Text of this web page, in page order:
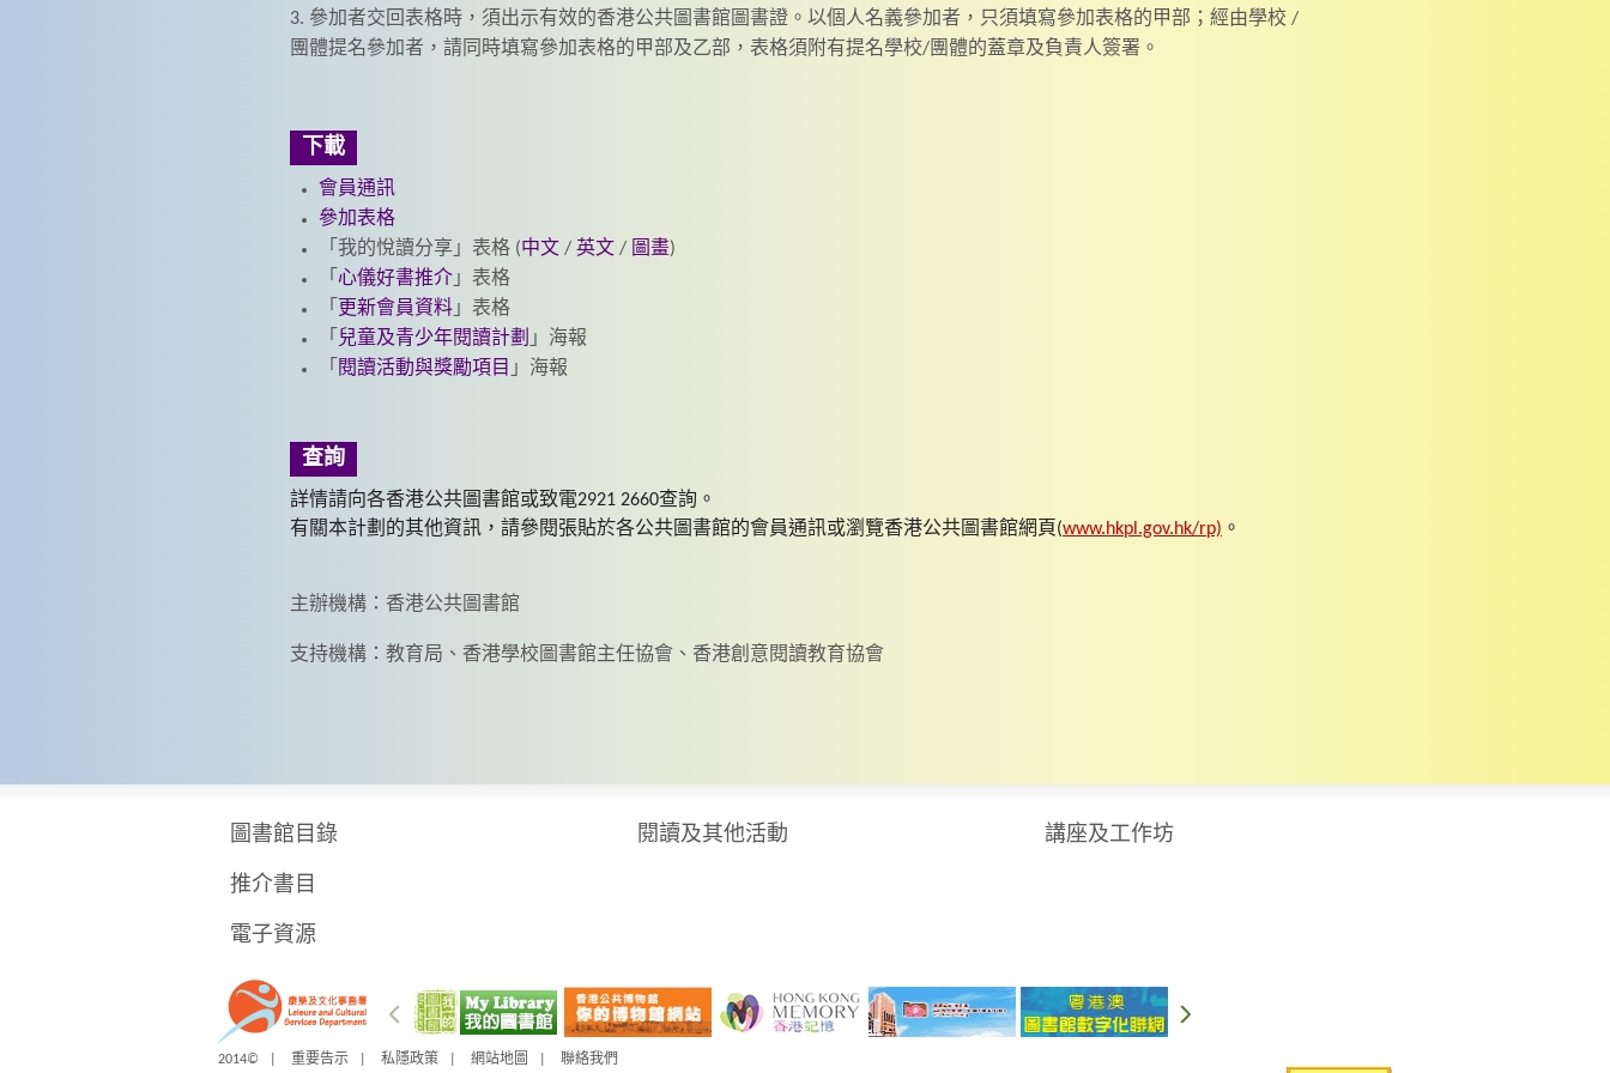
3. 參加者交回表格時，須出示有效的香港公共圖書館圖書證。以個人名義參加者，只須填寫參加表格的甲部；經由學校 /
團體提名參加者，請同時填寫參加表格的甲部及乙部，表格須附有提名學校/團體的蓋章及負責人簽署。
下載
會員通訊
參加表格
「我的悅讀分享」表格 (中文 / 英文 / 圖畫)
「 心儀好書推介 」表格
「 更新會員資料 」表格
「 兒童及青少年閱讀計劃 」海報
「 閱讀活動與獎勵項目 」海報
查詢
詳情請向各香港公共圖書館或致電2921 2660查詢。
有關本計劃的其他資訊，請參閱張貼於各公共圖書館的會員通訊或瀏覽香港公共圖書館網頁(www.hkpl.gov.hk/rp) 。
主辦機構：香港公共圖書館
支持機構：教育局、香港學校圖書館主任協會、香港創意閱讀教育協會
圖書館目錄
推介書目
電子資源
閱讀及其他活動 講座及工作坊
2014© | 重要告示 私隱政策 網站地圖 聯絡我們